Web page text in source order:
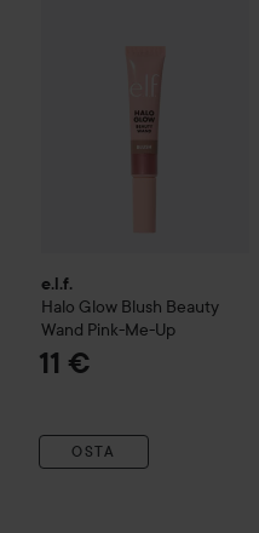
e.l.f.
Halo Glow Blush Beauty
Wand Pink-Me-Up
11 €
OSTA